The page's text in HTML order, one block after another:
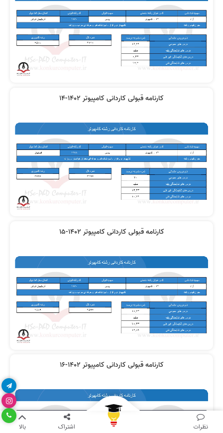
نظرات اشتراک بالا
کارنامه قبولی کاردانی کامپیوتر 1402-14
کارنامه قبولی کاردانی کامپیوتر 1402-15
کارنامه قبولی کاردانی کامپیوتر 1402-16